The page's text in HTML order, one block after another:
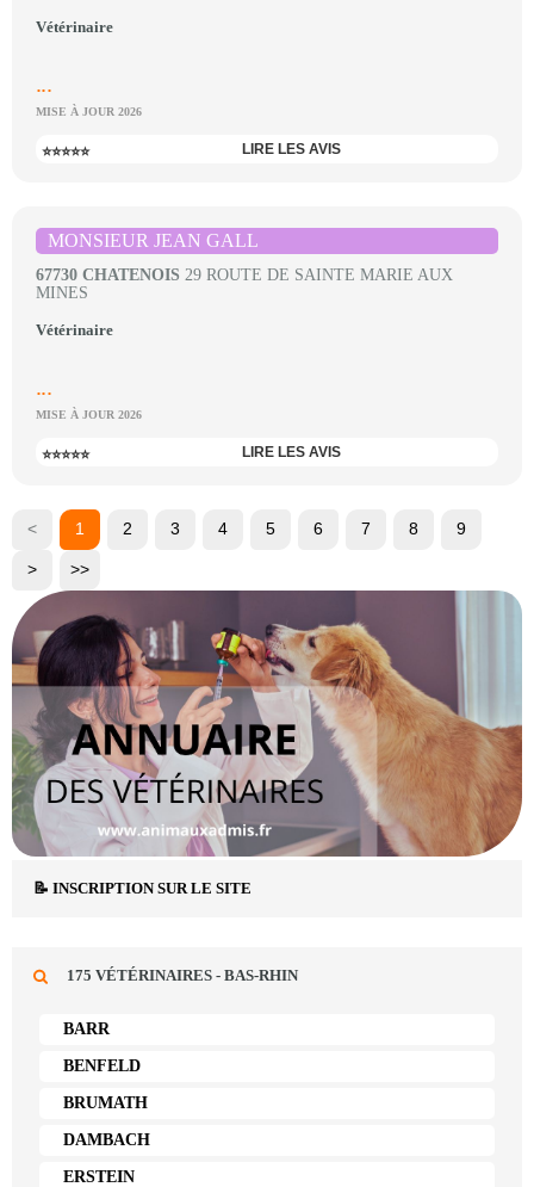
Vétérinaire
...
MISE À JOUR 2026
⭐⭐⭐⭐⭐ LIRE LES AVIS
MONSIEUR JEAN GALL
67730 CHATENOIS 29 ROUTE DE SAINTE MARIE AUX
MINES
Vétérinaire
...
MISE À JOUR 2026
⭐⭐⭐⭐⭐ LIRE LES AVIS
< 1 2 3 4 5 6 7 8 9
> >>
📝 INSCRIPTION SUR LE SITE
175 VÉTÉRINAIRES - BAS-RHIN
BARR
BENFELD
BRUMATH
DAMBACH
ERSTEIN